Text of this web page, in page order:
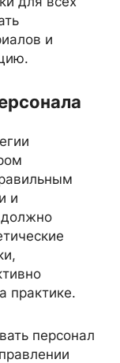
и
и
должно
практике.
персонал